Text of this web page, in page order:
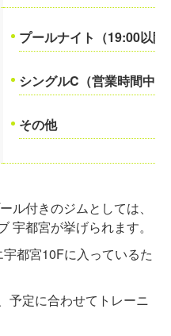
プールナイト（19:00以
シングルC（営業時間中
その他
ル付きのジムとしては、
宇都宮が挙げられます。
都宮10Fに入っているた
予定に合わせてトレーニ